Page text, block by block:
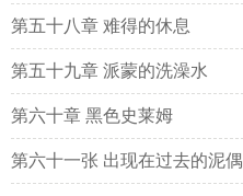
第五十八章 难得的休息
第五十九章 派蒙的洗澡水
第六十章 黑色史莱姆
第六十一张 出现在过去的泥偶